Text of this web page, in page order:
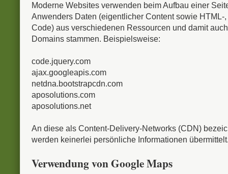
Moderne Websites verwenden beim Aufbau einer
Anwenders Daten (eigentlicher Content sowie HTML-
Code) aus verschiedenen Ressourcen und damit
Domains stammen. Beispielsweise:
code.jquery.com
ajax.googleapis.com
netdna.bootstrapcdn.com
aposolutions.com
aposolutions.net
An diese als Content-Delivery-Networks (CDN)
werden keinerlei persönliche Informationen
Verwendung von Google Maps